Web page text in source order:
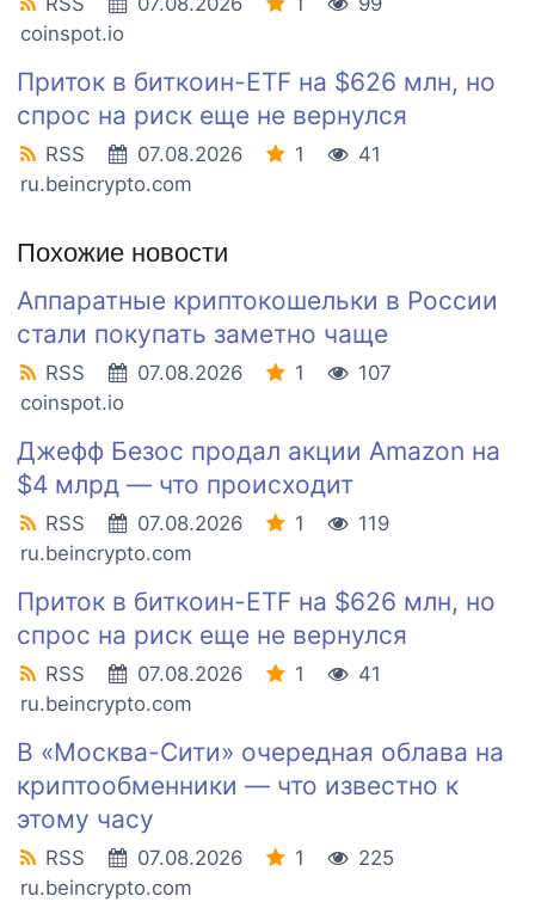
coinspot.io
Приток в биткоин-ETF на $626 млн, но
спрос на риск еще не вернулся
RSS 07.08.2026 1
41
ru.beincrypto.com
Похожие новости
Аппаратные криптокошельки в России
стали покупать заметно чаще
RSS 07.08.2026 1
107
coinspot.io
Джефф Безос продал акции Amazon на
$4 млрд — что происходит
RSS 07.08.2026 1
119
ru.beincrypto.com
Приток в биткоин-ETF на $626 млн, но
спрос на риск еще не вернулся
RSS 07.08.2026 1
41
ru.beincrypto.com
В «Москва-Сити» очередная облава на
криптообменники — что известно к
этому часу
RSS 07.08.2026 1
225
ru.beincrypto.com